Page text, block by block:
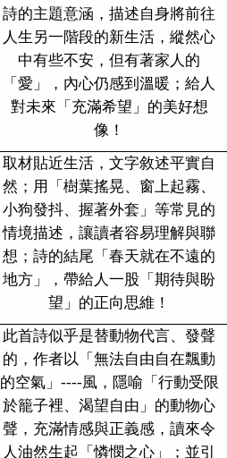
詩的主題意涵，描述自身將前往
人生另一階段的新生活，縱然心
中有些不安，但有著家人的
「愛」，內心仍感到溫暖；給人
對未來「充滿希望」的美好想
像！
取材貼近生活，文字敘述平實自
然；用「樹葉搖晃、窗上起霧、
小狗發抖、握著外套」等常見的
情境描述，讓讀者容易理解與聯
想；詩的結尾「春天就在不遠的
地方」，帶給人一股「期待與盼
望」的正向思維！
此首詩似乎是替動物代言、發聲
的，作者以「無法自由自在飄動
的空氣」----風，隱喻「行動受限
於籠子裡、渴望自由」的動物心
聲，充滿情感與正義感，讀來令
人油然生起「憐憫之心」；並引